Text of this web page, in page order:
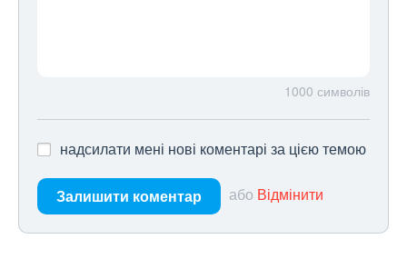
1000 символів
надсилати мені нові коментарі за цією темою
Залишити коментар або Відмінити